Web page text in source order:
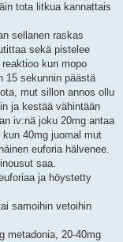
tota litkua kannattais
sellanen raskas
sekä pistelee
kun mopo
15 sekunnin päästä
mut sillon annos ollu
ja kestää vähintään
iv:nä joku 20mg antaa
40mg juomal mut
euforia hälvenee.
saa.
ja höystetty
samoihin vetoihin
metadonia, 20-40mg